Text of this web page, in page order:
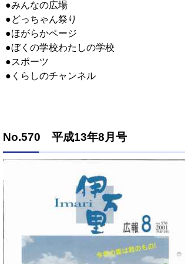
●みんなの広場
●どっちゃん祭り
●ほがらかページ
●ぼくの学校わたしの学校
●スポーツ
●くらしのチャンネル
No.570 平成13年8月号